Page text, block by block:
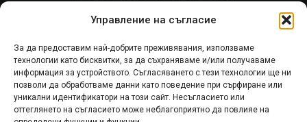
Управление на съгласие
За да предоставим най-добрите преживявания, използваме
технологии като бисквитки, за да съхраняваме и/или получаваме
информация за устройството. Съгласяването с тези технологии ще ни
позволи да обработваме данни като поведение при сърфиране или
уникални идентификатори на този сайт. Несъгласието или
оттеглянето на съгласието може неблагоприятно да повлияе на
Запиши се за ВИП листата, за да получаваш
Запиши се